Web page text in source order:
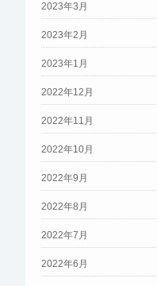
2023年3月
2023年2月
2023年1月
2022年12月
2022年11月
2022年10月
2022年9月
2022年8月
2022年7月
2022年6月